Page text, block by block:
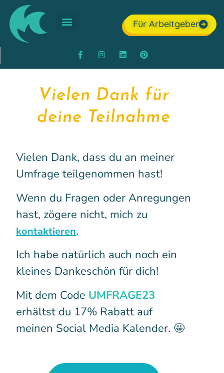
Für Arbeitgeber
Vielen Dank für
deine Teilnahme
Vielen Dank, dass du an meiner
Umfrage teilgenommen hast!
Wenn du Fragen oder Anregungen
hast, zögere nicht, mich zu
kontaktieren.
Ich habe natürlich auch noch ein
kleines Dankeschön für dich!
Mit dem Code UMFRAGE23
erhältst du 17% Rabatt auf
meinen Social Media Kalender. 🤩